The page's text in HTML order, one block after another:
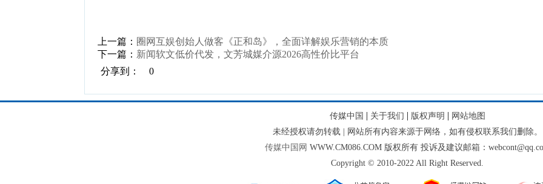
上一篇： 圈网互娱创始人做客《正和岛》，全面详解娱乐营销的本质
下一篇： 新闻软文低价代发，文芳城媒介源2026高性价比平台
分享到：
0
传媒中国 | 关于我们 | 版权声明 | 网站地图
未经授权请勿转载 | 网站所有内容来源于网络，如有侵权联系我们删除。
传媒中国网 WWW.CM086.COM 版权所有 投诉及建议邮箱：
Copyright © 2010-2022 All Right Reserved.